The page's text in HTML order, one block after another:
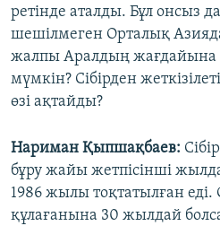
ретінде аталды. Бұл онсыз да
шешілмеген Орталық
жалпы Аралдың жағдайына
мүмкін? Сібірден
өзі ақтайды?
Нариман Қыпшақбаев:
бұру жайы жетпісінші
1986 жылы тоқтатылған
құлағанына 30 жылдай болса